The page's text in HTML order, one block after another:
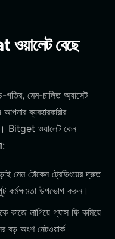
বেছে
মেম-চালিত অ্যাসেট
ব্যবহারকারীর
Bitget ওয়ালেট কেন
মেম টোকেন ট্রেডিংয়ের দ্রুত
কর্মক্ষমতা উপভোগ করুন।
কাজে লাগিয়ে গ্যাস ফি কমিয়ে
বড় অংশ নেটওয়ার্ক